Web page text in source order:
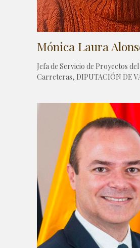
Mónica Laura
Jefa de Servicio de Proyectos
Carreteras, DIPUTACIÓN DE